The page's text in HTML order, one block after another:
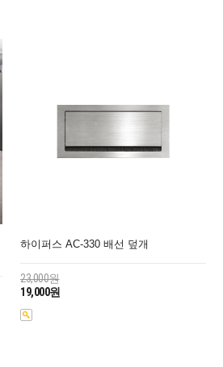
하이퍼스 AC-330 배선 덮개
23,000원
19,000원